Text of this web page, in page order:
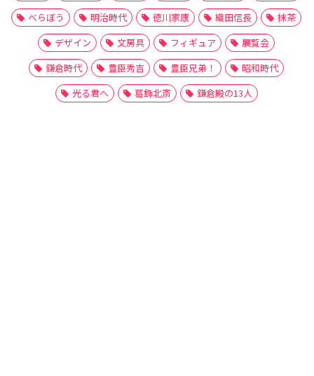
べらぼう
明治時代 徳川家康 織田信長
抹茶
デザイン
文房具 フィギュア
展覧会
鎌倉時代
豊臣秀吉 豊臣兄弟！
昭和時代
光る君へ
葛飾北斎 鎌倉殿の13人